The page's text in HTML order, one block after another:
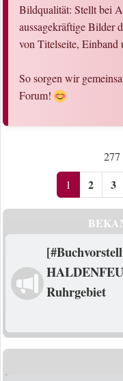
Bildqualität: Stellt bei
aussagekräftige Bilder
von Titelseite, Einband
So sorgen wir
Forum!
277
1 2 3
Ruhrgebiet